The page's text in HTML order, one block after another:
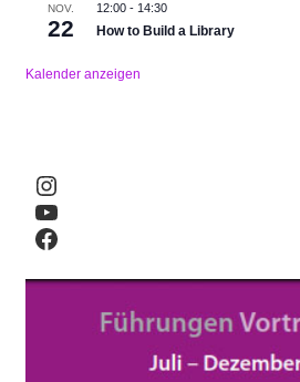
NOV.
22
12:00- 14:30
How to Build a Library
Kalender anzeigen
Instagram
YouTube
Facebook